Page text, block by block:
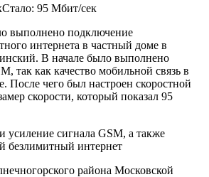
Стало: 95 Мбит/сек
выполнено подключение
интернета в частный доме в
В начале было выполнено
так как качество мобильной связь в
После чего был настроен скоростной
скорости, который показал 95
усиление сигнала GSM, а также
безлимитный интернет